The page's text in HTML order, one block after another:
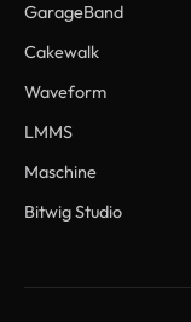
GarageBand
Cakewalk
Waveform
LMMS
Maschine
Bitwig Studio